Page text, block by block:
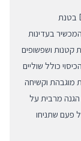
בחלקו הפנימי של הכיסוי, שילבו מהנדסי DECODED בטנת
בעדינות
קטנות ושפשופים
כולל שוליים
מוגבהת וקשיחה
מרבית על
פעם שתניחו